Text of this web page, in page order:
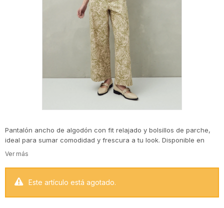
Pantalón ancho de algodón con fit relajado y bolsillos de parche,
ideal para sumar comodidad y frescura a tu look. Disponible en
diferentes estampas, desde rayas diagonales que estilizan la
canchero. Una prenda versátil y trendy, pensada para destacar
tanto en un outfit urbano como en combinaciones más
Este artículo está agotado.